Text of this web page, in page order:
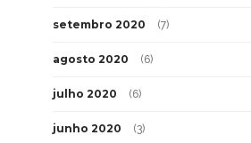
setembro 2020 (7)
agosto 2020 (6)
julho 2020 (6)
junho 2020 (3)